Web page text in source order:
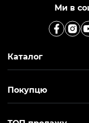
Ми в
Каталог
Покупцю